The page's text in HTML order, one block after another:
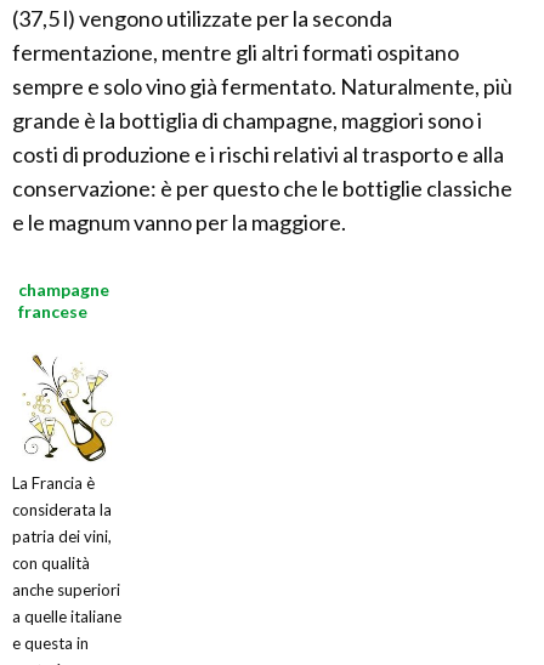
(37,5 l) vengono utilizzate per la seconda
fermentazione, mentre gli altri formati ospitano
sempre e solo vino già fermentato. Naturalmente, più
grande è la bottiglia di champagne, maggiori sono i
costi di produzione e i rischi relativi al trasporto e alla
conservazione: è per questo che le bottiglie classiche
e le magnum vanno per la maggiore.
champagne
francese
La Francia è
considerata la
patria dei vini,
con qualità
anche superiori
a quelle italiane
e questa in